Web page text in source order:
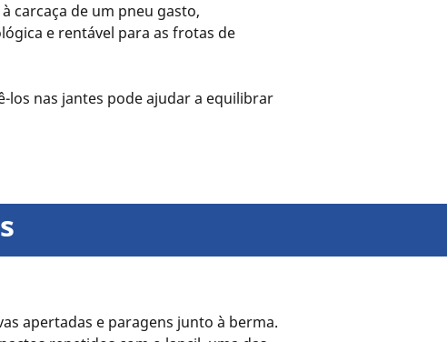
carcaça de um pneu gasto,
e rentável para as frotas de
nas jantes pode ajudar a equilibrar
apertadas e paragens junto à berma.